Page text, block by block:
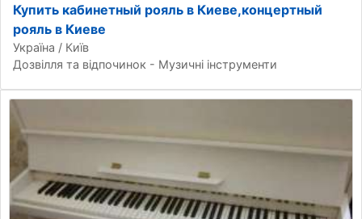
Купить кабинетный рояль в Киеве,концертный
рояль в Киеве
Україна / Київ
Дозвілля та відпочинок - Музичні інструменти